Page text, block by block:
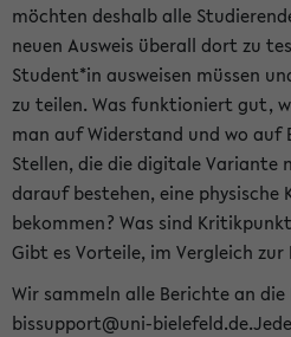
möchten deshalb alle
neuen Ausweis überall dort zu
Student*in ausweisen müssen
zu teilen. Was funktioniert gut,
man auf Widerstand und wo auf
Stellen, die die digitale Variante
darauf bestehen, eine physische
bekommen? Was sind
Gibt es Vorteile, im Vergleich
Wir sammeln alle Berichte an die
bissupport@uni-